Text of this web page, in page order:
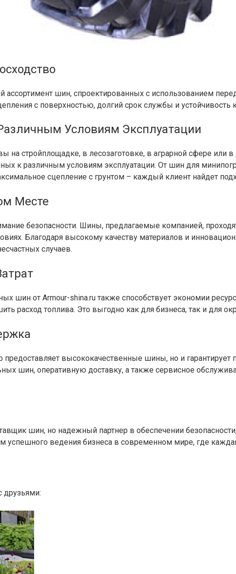
ассортимент шин, спроектированных с использованием
с поверхностью, долгий срок службы и
Условиям Эксплуатации
на стройплощадке, в лесозаготовке, в аграрной сфере или в
к различным условиям эксплуатации. От шин для
сцепление с грунтом – каждый клиент найдет
Месте
безопасности. Шины, предлагаемые компанией,
Благодаря высокому качеству материалов и
случаев.
шин от Armour-shina.ru также способствует экономии
расход топлива. Это выгодно как для бизнеса, так и для
предоставляет высококачественные шины, но и
шин, оперативную доставку, а также сервисное
шин, но надежный партнер в обеспечении
успешного ведения бизнеса в современном мире, где
друзьями: